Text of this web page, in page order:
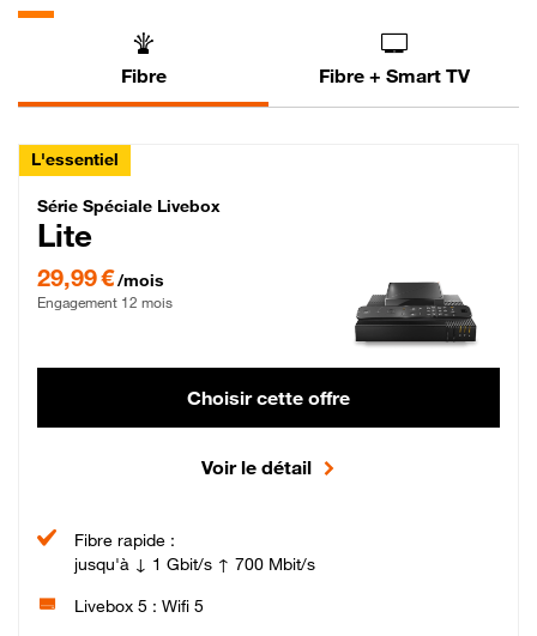
Fibre Fibre + Smart TV
L'essentiel
Série Spéciale Livebox Lite Fibre
Série Spéciale Livebox
Lite
29,99 €/mois
Engagement 12 mois
Choisir cette offre
Voir le détail
Fibre rapide :
jusqu'à ↓ 1 Gbit/s ↑ 700 Mbit/s
Livebox 5 : Wifi 5